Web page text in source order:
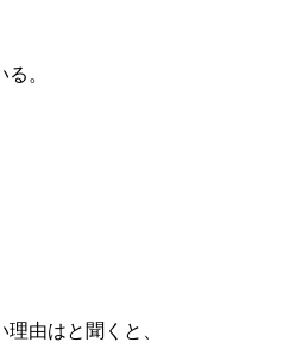
。
由はと聞くと、